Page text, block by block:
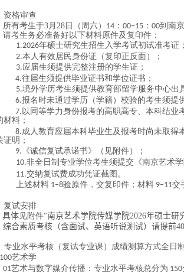
资格审查
所有考生于3 月 28日（周六） 14 ：00–15 ：00到南
请考生务必准备好以下材料原件及复印件：
1.2026年硕士研究生招生入学考试初试准考证；
2.本人有效居民身份证（复印正反面）；
3.应届生须提供完整注册的学生证；
4.往届生须提供毕业证书和学位证书；
5.境外学历考生须提供教育部留学服务中心出
6.报名时未通过学历（学籍）校验的考生须提
7. 以同等学力身份报考的高职高专、本科结
材料；
8.成人教育应届本科毕业生及报考时尚未取
证明；
9. 《诚信复试承诺书》（见附件）；
10.非全日制专业学位考生须提交《南京艺术
11.交纳复试费成功凭证截图。
上述材料1–8验原件，交复印件；材料9–11交
复试安排
具体见附件“南京艺术学院传媒学院2026年硕士研
综合素质考核（含面试、英语听说测试）请提前40
专业水平考核（复试专业课）成绩测算方式全日
艺术学
01艺术与数字媒介传播：专业水平考核总分为 150